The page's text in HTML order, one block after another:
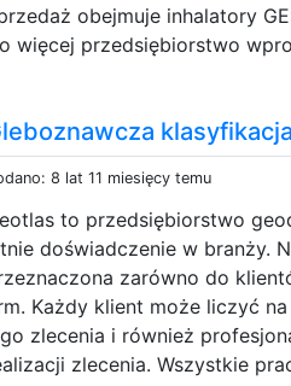
obejmuje inhalatory
więcej przedsiębiorstwo
8 lat 11 miesięcy temu
to przedsiębiorstwo
doświadczenie w branży.
zarówno do
Każdy klient może liczyć
zlecenia i również
zlecenia. Wszystkie